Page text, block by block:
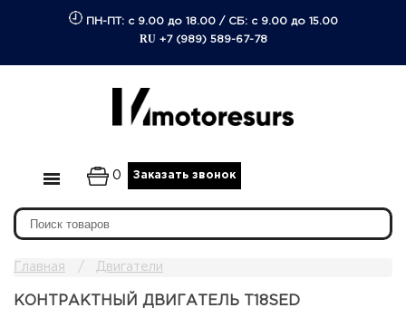
ПН-ПТ: с 9.00 до 18.00/ СБ: с 9.00 до 15.00
RU +7 (989) 589-67-78
0 Заказать звонок
Главная Двигатели
КОНТРАКТНЫЙ ДВИГАТЕЛЬ T18SED